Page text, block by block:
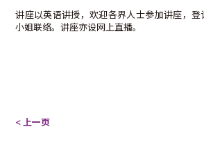
讲座以英语讲授，欢迎各界人士参加讲座，登
小姐联络。讲座亦设网上直播。
< 上一页